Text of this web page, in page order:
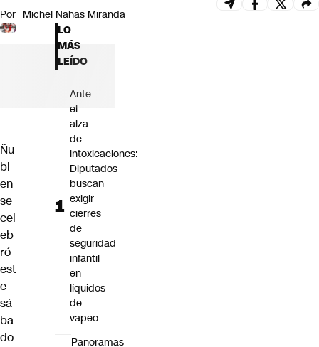
Por Michel Nahas Miranda
Ñu
bl
en
se
cel
eb
ró
est
e
sá
ba
do
LO
MÁS
LEÍDO
Ante
el
alza
de
intoxicaciones:
Diputados
buscan
exigir
cierres
de
seguridad
infantil
en
líquidos
de
vapeo
Panoramas